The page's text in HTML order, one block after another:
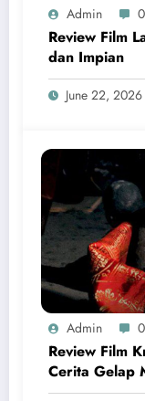
Admin 0
Review Film
dan Impian
June 22, 2026
Admin 0
Review Film
Cerita Gelap